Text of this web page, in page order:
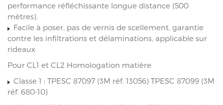
performance réfléchissante longue distance (500
mètres).
Facile à poser, pas de vernis de scellement, garantie
contre les infiltrations et délaminations, applicable sur
rideaux
Pour CL1 et CL2 Homologation matière
Classe 1 : TPESC 87097 (3M réf. 13056) TPESC 87099 (3M
réf. 680-10)